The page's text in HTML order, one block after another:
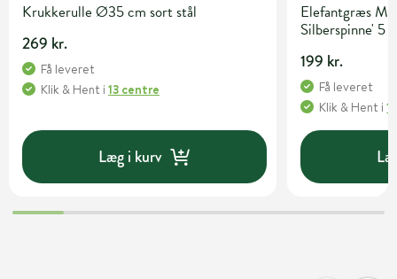
Krukkerulle Ø35 cm sort stål
269 kr.
Få leveret
Klik & Hent i 13 centre
Læg i kurv
Elefantgræs
Silberspinne' 5
199 kr.
Få leveret
Klik & Hent i